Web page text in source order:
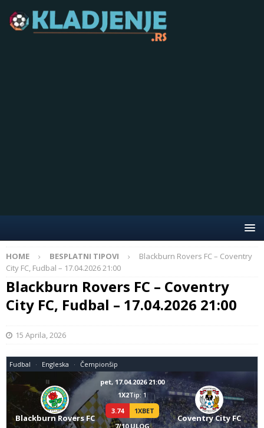
HOME BESPLATNI TIPOVI
Blackburn Rovers FC – Coventry
City FC, Fudbal – 17.04.2026 21:00
Blackburn Rovers FC – Coventry
City FC, Fudbal – 17.04.2026 21:00
15 Aprila, 2026
Fudbal Engleska Čempionšip
Blackburn Rovers FC
pet, 17.04.2026 21:00
1X2Tip: 1
3.74
1XBET
7/10 ULOG
Coventry City FC